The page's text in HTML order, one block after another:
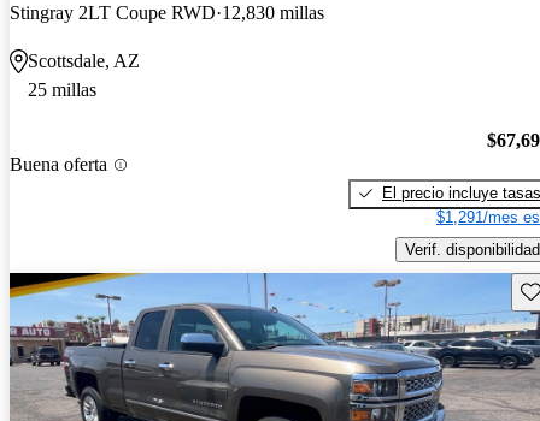
Stingray 2LT Coupe RWD 12,830 millas
Scottsdale, AZ
25 millas
Buena oferta
El precio incluye tasas
$1,291/mes
Verif. disponibilidad